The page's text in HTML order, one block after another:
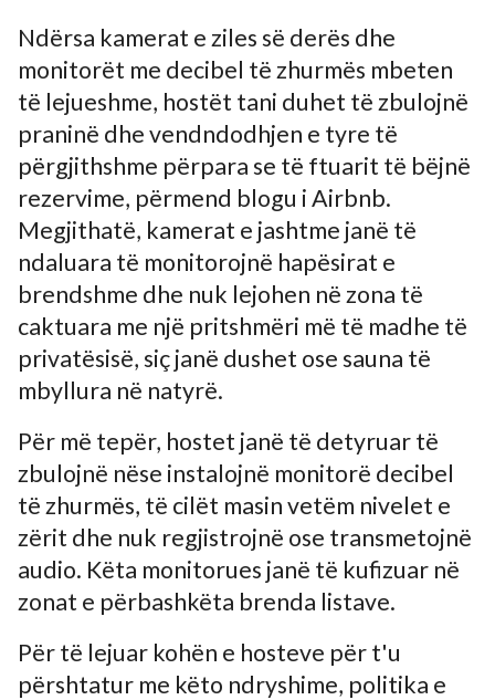
Ndërsa kamerat e ziles së derës dhe
monitorët me decibel të zhurmës mbeten
të lejueshme, hostët tani duhet të zbulojnë
praninë dhe vendndodhjen e tyre të
përgjithshme përpara se të ftuarit të bëjnë
rezervime, përmend blogu i Airbnb.
Megjithatë, kamerat e jashtme janë të
ndaluara të monitorojnë hapësirat e
brendshme dhe nuk lejohen në zona të
caktuara me një pritshmëri më të madhe të
privatësisë, siç janë dushet ose sauna të
mbyllura në natyrë.
Për më tepër, hostet janë të detyruar të
zbulojnë nëse instalojnë monitorë decibel
të zhurmës, të cilët masin vetëm nivelet e
zërit dhe nuk regjistrojnë ose transmetojnë
audio. Këta monitorues janë të kufizuar në
zonat e përbashkëta brenda listave.
Për të lejuar kohën e hosteve për t'u
përshtatur me këto ndryshime, politika e